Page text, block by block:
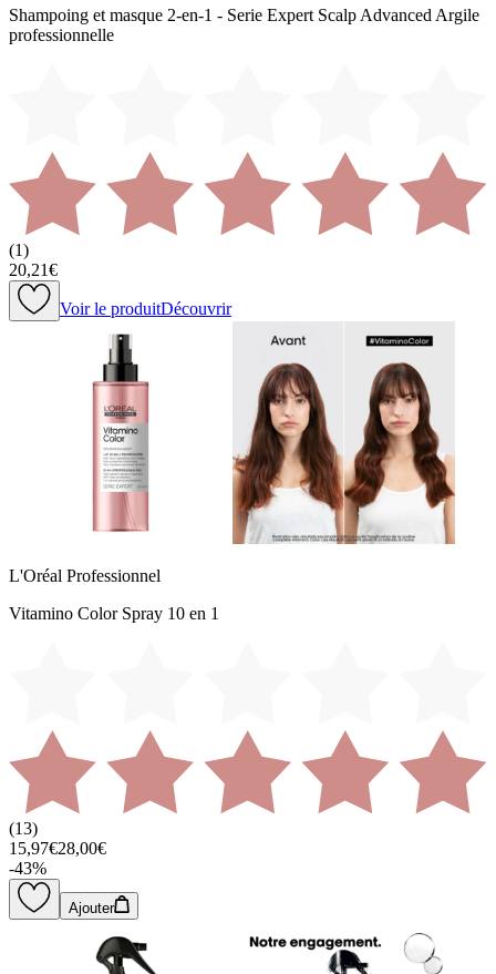
Shampoing et masque 2-en-1 - Serie Expert Scalp Advanced Argile
professionnelle
(1)
20,21€
Voir le produitDécouvrir
L'Oréal Professionnel
Vitamino Color Spray 10 en 1
(13)
15,97€28,00€
-43%
Ajouter